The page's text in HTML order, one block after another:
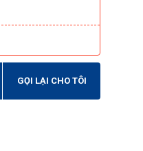
GỌI LẠI CHO TÔI